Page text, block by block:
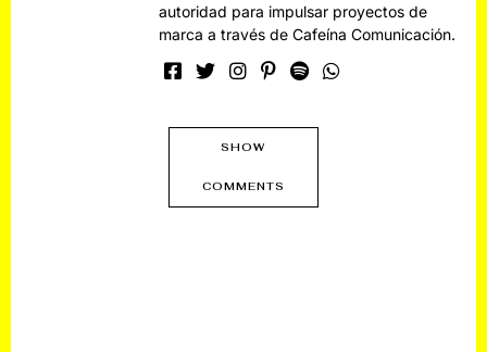
autoridad para impulsar proyectos de
marca a través de Cafeína Comunicación.
SHOW
COMMENTS